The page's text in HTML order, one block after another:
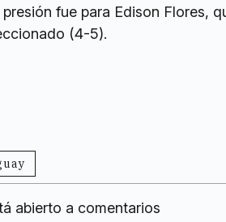
fue para Edison Flores,
(4-5).
abierto a comentarios